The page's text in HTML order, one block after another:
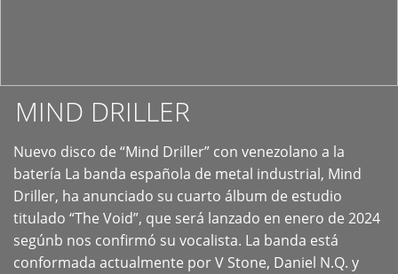
MIND DRILLER
Nuevo disco de “Mind Driller” con venezolano a la
batería La banda española de metal industrial, Mind
Driller, ha anunciado su cuarto álbum de estudio
titulado “The Void”, que será lanzado en enero de 2024
segúnb nos confirmó su vocalista. La banda está
conformada actualmente por V Stone, Daniel N.Q. y
+